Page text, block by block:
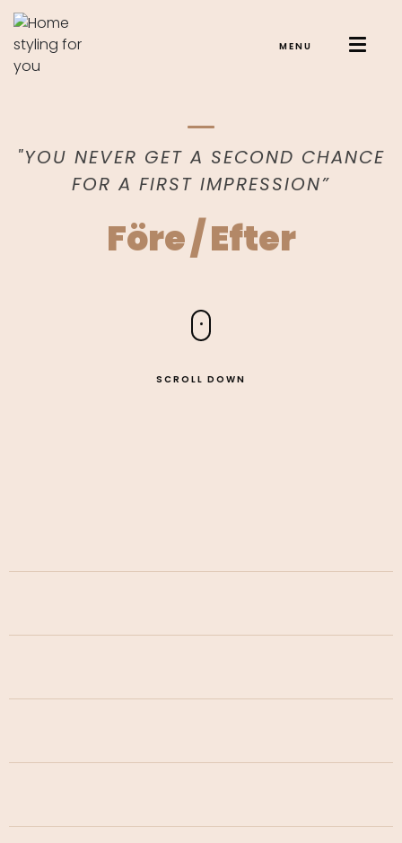
MENU
"YOU NEVER GET A SECOND CHANCE
FOR A FIRST IMPRESSION”
Före / Efter
SCROLL DOWN